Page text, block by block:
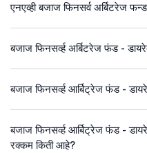
एनएव्ही बजाज फिनसर्व अर्बिटरेज
बजाज फिनसर्व्ह अर्बिटरेज फंड -
बजाज फिनसर्व्ह आर्बिट्रेज फंड -
बजाज फिनसर्व्ह आर्बिट्रेज फंड -
रक्कम किती आहे?